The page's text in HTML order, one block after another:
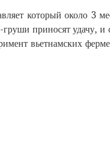
который около 3
приносят удачу, и
вьетнамских